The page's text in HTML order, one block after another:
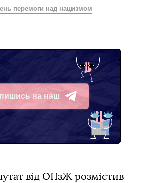
перемоги над нацизмом
на наш
від ОПзЖ розмістив